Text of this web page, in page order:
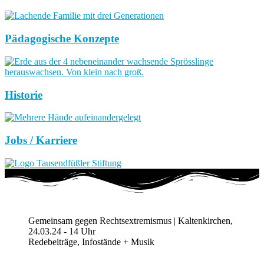
Pädagogische Konzepte
Historie
Jobs / Karriere
Gemeinsam gegen Rechtsextremismus | Kaltenkirchen,
24.03.24 - 14 Uhr
Redebeiträge, Infostände + Musik